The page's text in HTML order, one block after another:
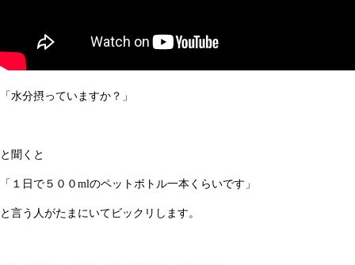
「水分摂っていますか？」
と聞くと
「１日で５００mlのペットボトル一本くらいです」
と言う人がたまにいてビックリします。